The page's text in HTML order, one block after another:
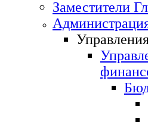
Заместители